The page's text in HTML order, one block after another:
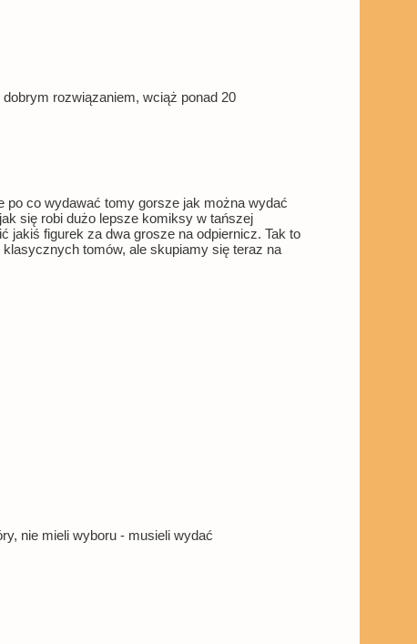
rozwiązaniem, wciąż ponad 20
po co wydawać tomy gorsze jak można wydać
się robi dużo lepsze komiksy w tańszej
jakiś figurek za dwa grosze na odpiernicz. Tak to
tomów, ale skupiamy się teraz na
nie mieli wyboru - musieli wydać